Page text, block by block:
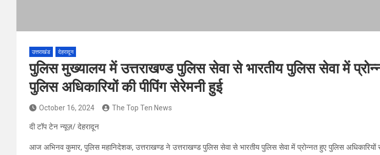
उत्तराखंड देहरादून
पुलिस मुख्यालय में उत्तराखण्ड पुलिस सेवा से भारतीय पुलिस सेवा में
पुलिस अधिकारियों की पीपिंग सेरेमनी हुई
October 16, 2024 The Top Ten News
दी टॉप टेन न्यूज़/ देहरादून
आज अभिनव कुमार, पुलिस महानिदेशक, उत्तराखण्ड ने उत्तराखण्ड पुलिस सेवा से भारतीय पुलिस सेवा में प्रोन्नत हुए पुलिस अधिकारियों